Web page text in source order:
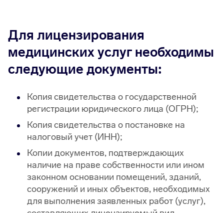
Для лицензирования
медицинских услуг необходимы
следующие документы:
Копия свидетельства о государственной
регистрации юридического лица (ОГРН);
Копия свидетельства о постановке на
налоговый учет (ИНН);
Копии документов, подтверждающих
наличие на праве собственности или ином
законном основании помещений, зданий,
сооружений и иных объектов, необходимых
для выполнения заявленных работ (услуг),